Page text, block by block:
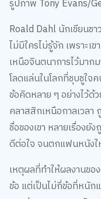
Roald Dahl นักเขียนชา
ไม่มีใครไม่รู้จัก เพราะเ
เหนือจินตนาการไว้มากม
โลดแล่นในโลกที่ชุบชูใ
ข้อคิดหลาย ๆ อย่างไว้
คลาสสิกเหนือกาลเวล
ชื่อของเขา หลายเรื่อง
ดีต่อใจ จนตกแฟนหนัง
เหตุผลที่ทำให้ผลงานขอ
ข้อ แต่เป็นไม่กี่ข้อที่หนัก
ลองอ่านงานของเขาสัก